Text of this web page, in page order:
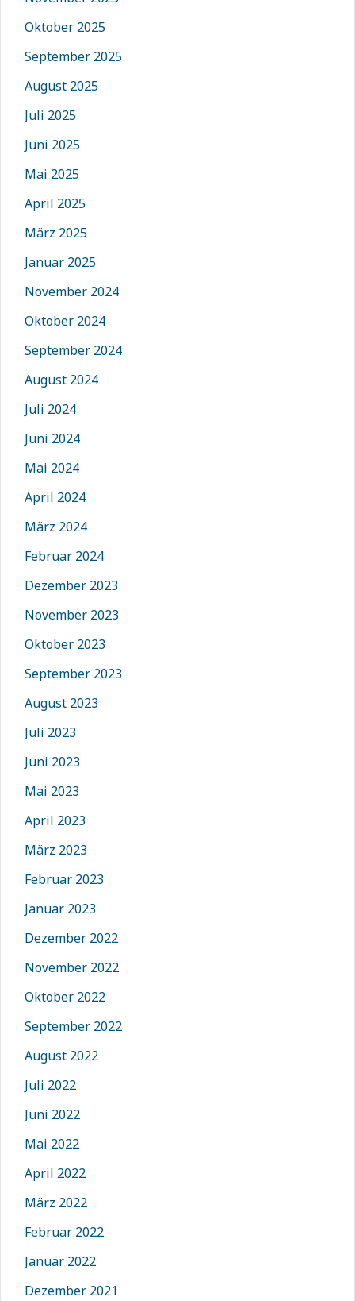
Oktober 2025
September 2025
August 2025
Juli 2025
Juni 2025
Mai 2025
April 2025
März 2025
Januar 2025
November 2024
Oktober 2024
September 2024
August 2024
Juli 2024
Juni 2024
Mai 2024
April 2024
März 2024
Februar 2024
Dezember 2023
November 2023
Oktober 2023
September 2023
August 2023
Juli 2023
Juni 2023
Mai 2023
April 2023
März 2023
Februar 2023
Januar 2023
Dezember 2022
November 2022
Oktober 2022
September 2022
August 2022
Juli 2022
Juni 2022
Mai 2022
April 2022
März 2022
Februar 2022
Januar 2022
Dezember 2021